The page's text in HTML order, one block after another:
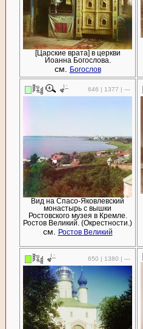
[Царские врата] в церкви
Иоанна Богослова.
см. Богослов
646 | 1377 | —
Вид на Спасо-Яковлевский
монастырь с вышки
Ростовского музея в Кремле.
Ростов Великий. (Окрестности.)
см. Ростов Великий
650 | 1380 | —